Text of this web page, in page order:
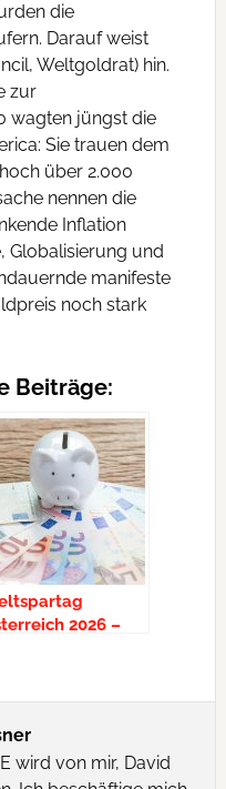
die
Darauf weist
Weltgoldrat) hin.
zur
wagten jüngst die
Sie trauen dem
über 2.000
nennen die
Inflation
Globalisierung und
manifeste
noch stark
Beiträge:
2026 –
wird von mir, David